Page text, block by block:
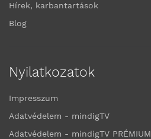
Hírek, karbantartások
Blog
Nyilatkozatok
Impresszum
Adatvédelem - mindigTV
Adatvédelem - mindigTV PRÉMIUM